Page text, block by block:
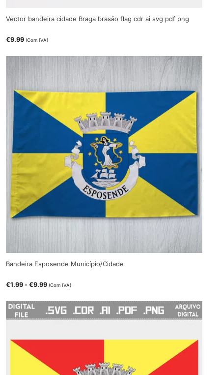
Vector bandeira cidade Braga brasão flag cdr ai svg pdf png
€9.99 (Com IVA)
Bandeira Esposende Município/Cidade
€1.99 -€9.99 (Com IVA)